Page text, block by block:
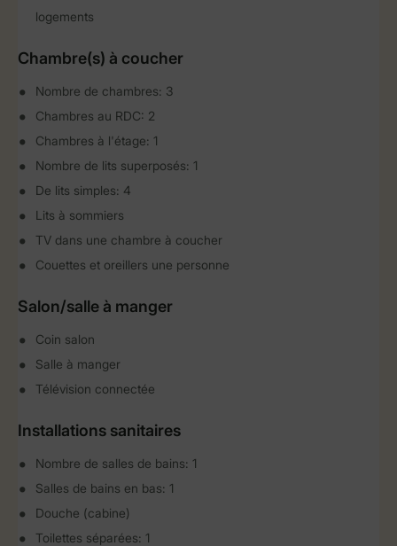
logements
Chambre(s) à coucher
Nombre de chambres: 3
Chambres au RDC: 2
Chambres à l'étage: 1
Nombre de lits superposés: 1
De lits simples: 4
Lits à sommiers
TV dans une chambre à coucher
Couettes et oreillers une personne
Salon/salle à manger
Coin salon
Salle à manger
Télévision connectée
Installations sanitaires
Nombre de salles de bains: 1
Salles de bains en bas: 1
Douche (cabine)
Toilettes séparées: 1